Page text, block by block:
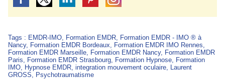
Tags : EMDR-IMO Formation EMDR
Formation EMDR - IMO ® à
Nancy, Formation EMDR Bordeaux Formation EMDR IMO Rennes
Formation EMDR Marseille
Formation EMDR Nancy, Formation EMDR
Paris
Formation EMDR Strasbourg Formation Hypnose
Formation
IMO
Hypnose EMDR integration mouvement oculaire
Laurent
GROSS
Psychotraumatisme